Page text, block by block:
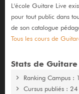
L'école Guitare Live
pour tout public dans
de son catalogue
Tous les cours de
Stats de
Ranking Campus : 1
Cursus publiés : 24